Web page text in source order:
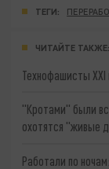
ТЕГИ:
ЧИТАЙТЕ ТАКЖЕ:
Технофашисты XXI
"Кротами" были
охотятся "живые
Работали по